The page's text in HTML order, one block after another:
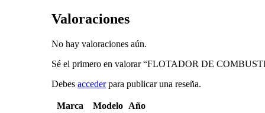
Valoraciones
No hay valoraciones aún.
Sé el primero en valorar “FLOTADOR DE
Debes accederpara publicar una reseña.
Marca Modelo
Año